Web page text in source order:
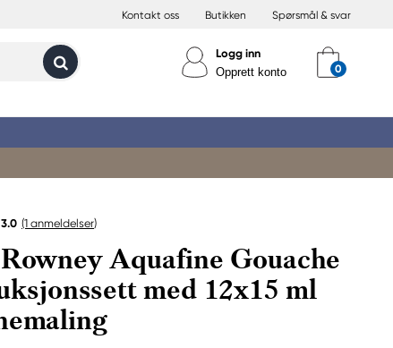
Kontakt oss Butikken Spørsmål & svar
Logg inn
Opprett konto
3.0 (1 anmeldelser)
Aquafine Gouache
med 12x15 ml